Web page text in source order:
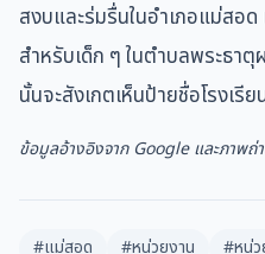
สงบและร่มรื่นในอำเภอแม่สอด
สำหรับเด็ก ๆ ในตำบลพระธา
นั้นจะสังเกตเห็นป้ายชื่อโรงเรี
ข้อมูลอ้างอิงจาก Google และภาพถ่
#แม่สอด #หน่วยงาน #หน่ว